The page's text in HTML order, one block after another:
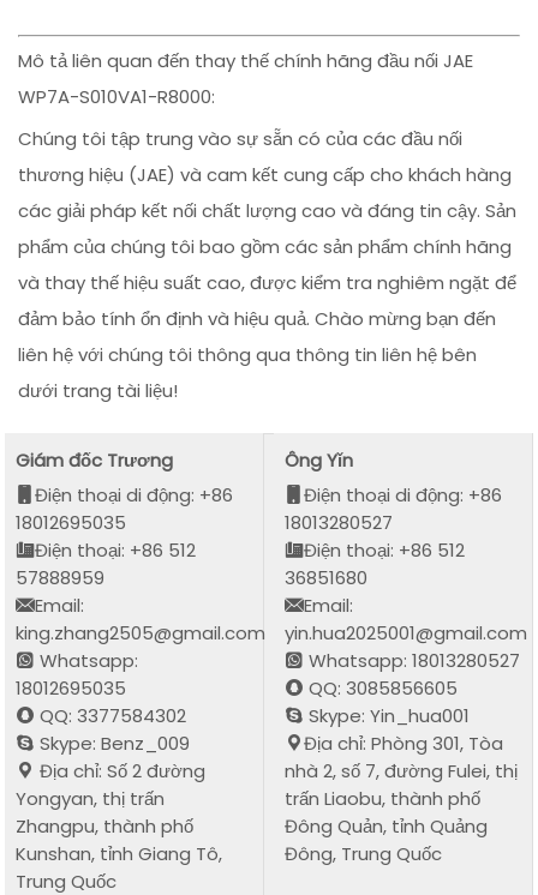
Mô tả liên quan đến thay thế chính hãng đầu nối JAE
WP7A-S010VA1-R8000:
Chúng tôi tập trung vào sự sẵn có của các đầu nối
thương hiệu (JAE) và cam kết cung cấp cho khách hàng
các giải pháp kết nối chất lượng cao và đáng tin cậy. Sản
phẩm của chúng tôi bao gồm các sản phẩm chính hãng
và thay thế hiệu suất cao, được kiểm tra nghiêm ngặt để
đảm bảo tính ổn định và hiệu quả. Chào mừng bạn đến
liên hệ với chúng tôi thông qua thông tin liên hệ bên
dưới trang tài liệu!
Giám đốc Trương
Điện thoại di động: +86
18012695035
Điện thoại: +86 512
57888959
Email:
king.zhang2505@gmail.com
Whatsapp:
18012695035
QQ: 3377584302
Skype: Benz_009
Địa chỉ: Số 2 đường
Yongyan, thị trấn
Zhangpu, thành phố
Kunshan, tỉnh Giang Tô,
Trung Quốc
Ông Yǐn
Điện thoại di động: +86
18013280527
Điện thoại: +86 512
36851680
Email:
yin.hua2025001@gmail.com
Whatsapp: 18013280527
QQ: 3085856605
Skype: Yin_hua001
Địa chỉ: Phòng 301, Tòa
nhà 2, số 7, đường Fulei, thị
trấn Liaobu, thành phố
Đông Quản, tỉnh Quảng
Đông, Trung Quốc